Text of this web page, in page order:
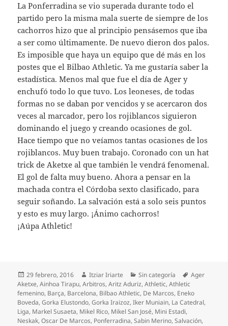
La Ponferradina se vio superada durante todo el
partido pero la misma mala suerte de siempre de los
cachorros hizo que al principio pensásemos que iba
a ser como últimamente. De nuevo dieron dos palos.
Es imposible que haya un equipo que dé más en los
postes que el Bilbao Athletic. Ya me gustaría saber la
estadística. Menos mal que fue el día de Ager y
enchufó todo lo que tuvo. Los leoneses, de todas
formas no se daban por vencidos y se acercaron dos
veces al marcador, pero los rojiblancos siguieron
dominando el juego y creando ocasiones de gol.
Hace tiempo que no veíamos tantas ocasiones de los
rojiblancos. Muy buen trabajo. Coronado con un hat
trick de Aketxe al que también le vendrá fenomenal.
El gol de falta muy bueno. Ahora a pensar en la
machada contra el Córdoba sexto clasificado, para
seguir soñando. La salvación está a solo seis puntos
y esto es muy largo. ¡Ánimo cachorros!
¡Aúpa Athletic!
Publicado
el
29 febrero, 2016 Autor
Itziar Iriarte Categorías
Sin categoría Etiquetas
Ager
Aketxe,Ainhoa Tirapu,Arbitros,Aritz Aduriz,Athletic,Athletic
femenino, Barça, Barcelona, Bilbao Athletic, De Marcos, Eneko
Boveda,Gorka Elustondo,Gorka Iraizoz,Iker Muniain, La Catedral,
Liga, Markel Susaeta, Mikel Rico, Mikel San José, Mini Estadi,
Neskak,Oscar De Marcos, Ponferradina,Sabin Merino,Salvación,